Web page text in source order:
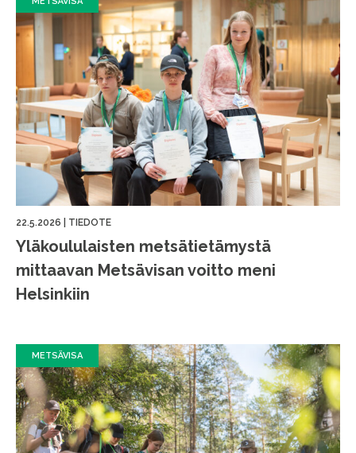
22.5.2026 TIEDOTE
Yläkoululaisten metsätietämystä
mittaavan Metsävisan voitto meni
Helsinkiin
METSÄVISA